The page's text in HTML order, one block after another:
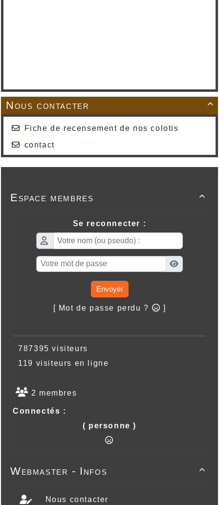

Nous contacter
Fiche de recensement de nos colotis
contact

Espace membres
Se reconnecter :
Envoyer
[ Mot de passe perdu ? ]
787395 visiteurs
119 visiteurs en ligne
2 membres
Connectés :
( personne )

Webmaster - Infos
Nous contacter